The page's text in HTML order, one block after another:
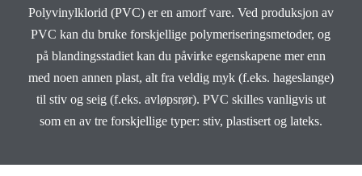
Polyvinylklorid (PVC) er en amorf vare. Ved produksjon av
PVC kan du bruke forskjellige polymeriseringsmetoder, og
på blandingsstadiet kan du påvirke egenskapene mer enn
med noen annen plast, alt fra veldig myk (f.eks. hageslange)
til stiv og seig (f.eks. avløpsrør). PVC skilles vanligvis ut
som en av tre forskjellige typer: stiv, plastisert og lateks.